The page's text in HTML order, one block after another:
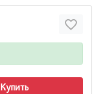
Купить